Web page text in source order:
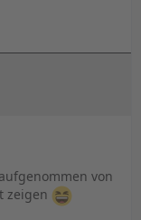
von
zeigen